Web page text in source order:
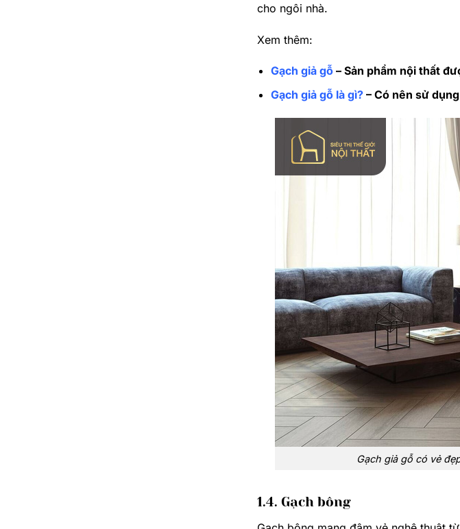
cho ngôi nhà.
Xem thêm:
Gạch giả gỗ – Sản phẩm nội thất
Gạch giả gỗ là gì? – Có nên sử
Gạch giả gỗ có vẻ
1.4. Gạch bông